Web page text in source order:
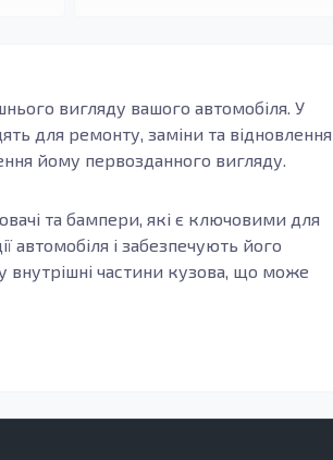
вигляду вашого автомобіля. У
для ремонту, заміни та відновлення
йому первозданного вигляду.
та бампери, які є ключовими для
автомобіля і забезпечують його
внутрішні частини кузова, що може
захист від корозії та довговічність.
після ДТП або заміни елементів